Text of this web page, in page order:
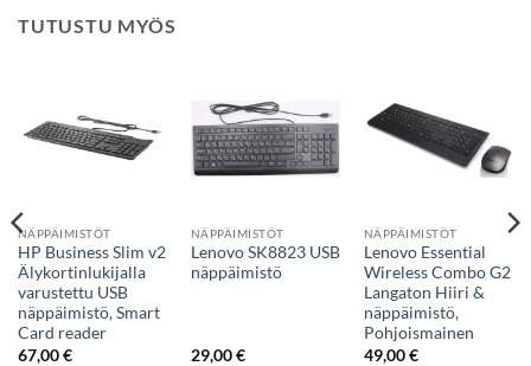
TUTUSTU MYÖS
NÄPPÄIMISTÖT
HP Business Slim v2
Älykortinlukijalla
varustettu USB
näppäimistö, Smart
Card reader
67,00€
NÄPPÄIMISTÖT
Lenovo SK8823 USB
näppäimistö
29,00€
NÄPPÄIMISTÖT
Lenovo Essential
Wireless Combo G2
Langaton Hiiri &
näppäimistö,
Pohjoismainen
49,00€